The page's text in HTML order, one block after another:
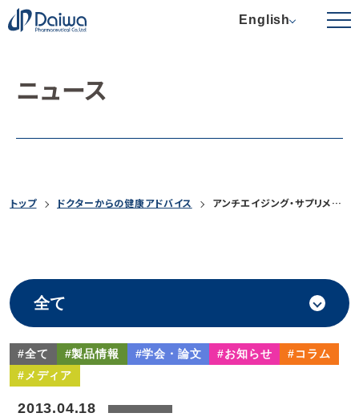
English
ニュース
トップ ドクターからの健康アドバイス アンチエイジング・サプリメント外来の基礎知識
#全て #製品情報 #学会・論文 #お知らせ
#コラム
#メディア
2013.04.18